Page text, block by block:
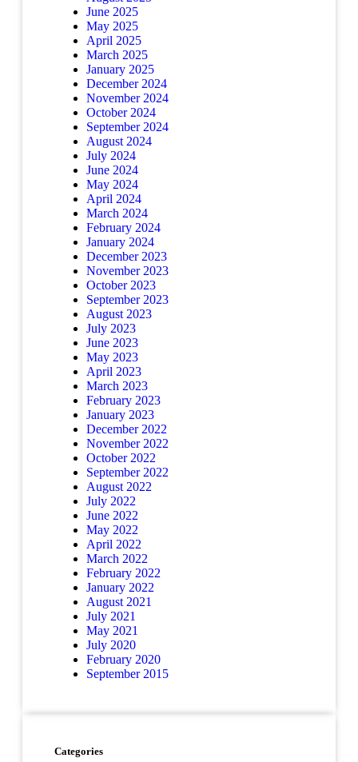
June 2025
May 2025
April 2025
March 2025
January 2025
December 2024
November 2024
October 2024
September 2024
August 2024
July 2024
June 2024
May 2024
April 2024
March 2024
February 2024
January 2024
December 2023
November 2023
October 2023
September 2023
August 2023
July 2023
June 2023
May 2023
April 2023
March 2023
February 2023
January 2023
December 2022
November 2022
October 2022
September 2022
August 2022
July 2022
June 2022
May 2022
April 2022
March 2022
February 2022
January 2022
August 2021
July 2021
May 2021
July 2020
February 2020
September 2015
Categories